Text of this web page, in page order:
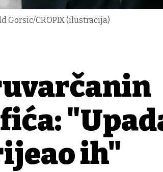
Gorsic/CROPIX (ilustracija)
ih"